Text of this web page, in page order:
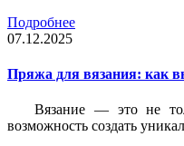
Подробнее
07.12.2025
Пряжа для вязания: как
Вязание — это не
возможность создать